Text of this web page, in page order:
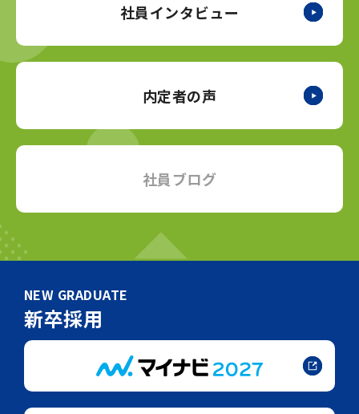
社員インタビュー
内定者の声
社員ブログ
NEW GRADUATE
新卒採用